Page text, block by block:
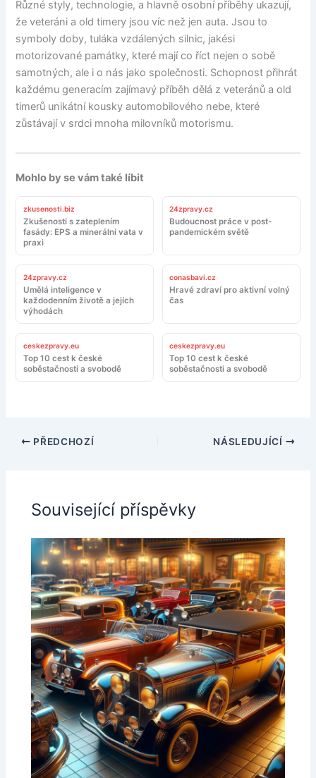
Různé styly, technologie, a hlavně osobní příběhy ukazují,
že veteráni a old timery jsou víc než jen auta. Jsou to
symboly doby, tuláka vzdálených silnic, jakési
motorizované památky, které mají co říct nejen o sobě
samotných, ale i o nás jako společnosti. Schopnost přihrát
každému generacím zajímavý příběh dělá z veteránů a old
timerů unikátní kousky automobilového nebe, které
zůstávají v srdci mnoha milovníků motorismu.
Mohlo by se vám také líbit
zkusenosti.biz
Zkušenosti s zateplením
fasády: EPS a minerální vata v
praxi
24zpravy.cz
Budoucnost práce v post-
pandemickém světě
24zpravy.cz
Umělá inteligence v
každodenním životě a jejích
výhodách
conasbavi.cz
Hravé zdraví pro aktivní volný
čas
ceskezpravy.eu
Top 10 cest k české
soběstačnosti a svobodě
ceskezpravy.eu
Top 10 cest k české
soběstačnosti a svobodě
PŘEDCHOZÍ NÁSLEDUJÍCÍ
Související příspěvky